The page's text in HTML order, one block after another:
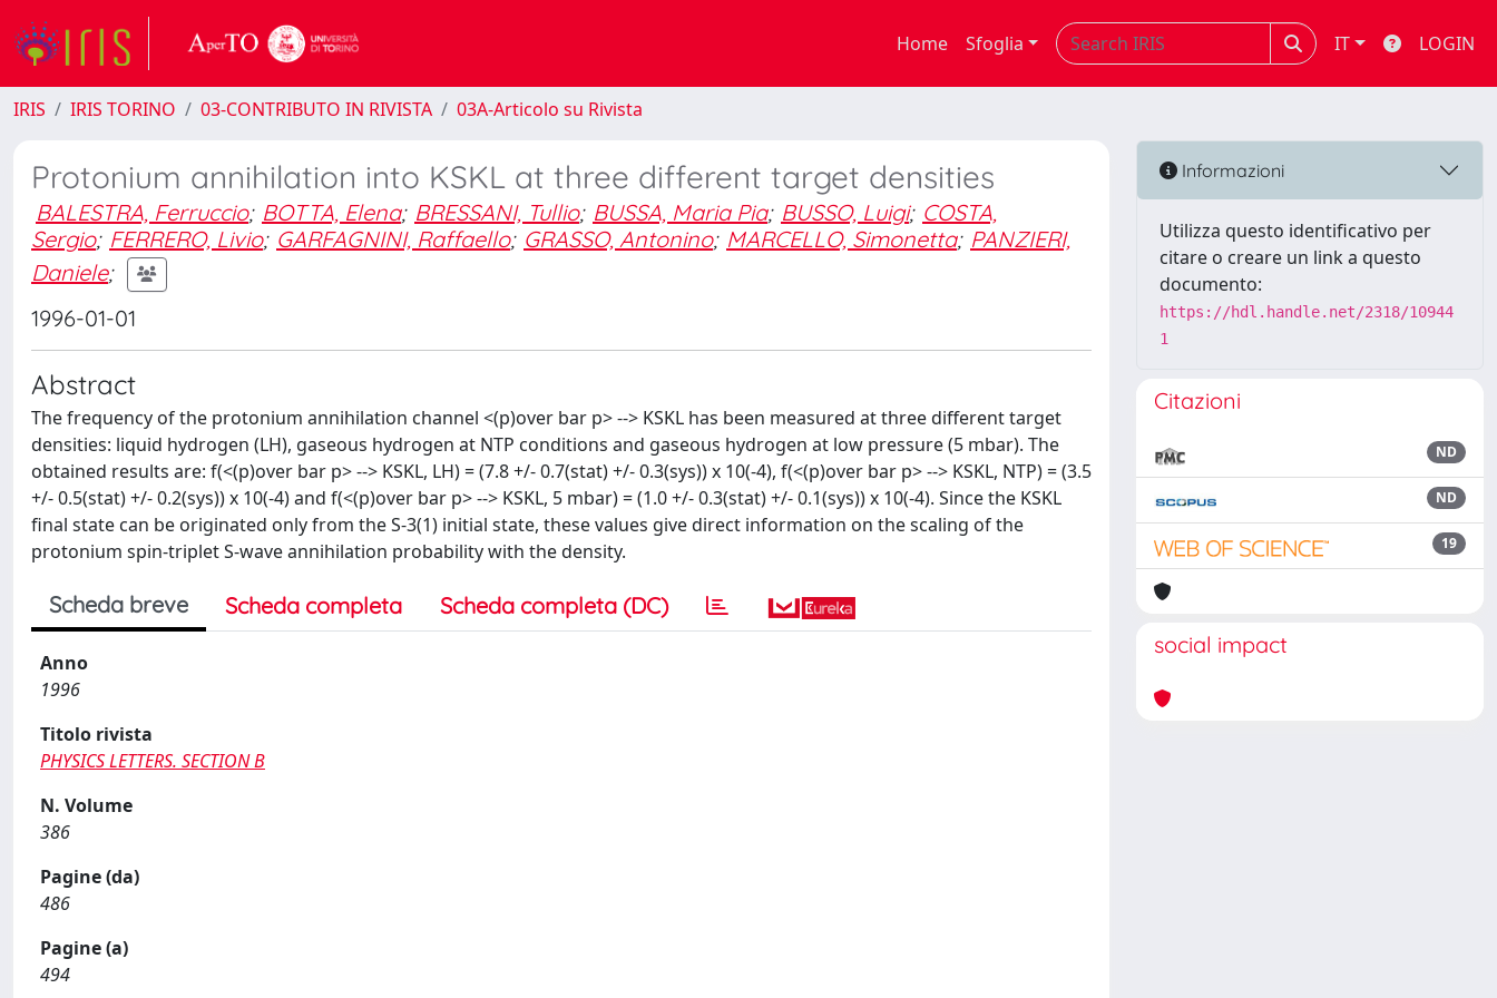
Home Sfoglia IT LOGIN
IRIS IRIS TORINO 03-CONTRIBUTO IN RIVISTA 03A-Articolo su Rivista
Protonium annihilation into KSKL at three different target densities
BALESTRA, Ferruccio; BOTTA, Elena; BRESSANI, Tullio; BUSSA, Maria Pia; BUSSO, Luigi; COSTA,
Sergio; FERRERO, Livio; GARFAGNINI, Raffaello; GRASSO, Antonino; MARCELLO, Simonetta; PANZIERI,
Daniele;
1996-01-01
Abstract
The frequency of the protonium annihilation channel <(p)over bar p> --> KSKL has been measured at three different target
densities: liquid hydrogen (LH), gaseous hydrogen at NTP conditions and gaseous hydrogen at low pressure (5 mbar). The
obtained results are: f(<(p)over bar p> --> KSKL, LH) = (7.8 +/- 0.7(stat) +/- 0.3(sys)) x 10(-4), f(<(p)over bar p> --> KSKL, NTP) = (3.5
+/- 0.5(stat) +/- 0.2(sys)) x 10(-4) and f(<(p)over bar p> --> KSKL, 5 mbar) = (1.0 +/- 0.3(stat) +/- 0.1(sys)) x 10(-4). Since the KSKL
final state can be originated only from the S-3(1) initial state, these values give direct information on the scaling of the
protonium spin-triplet S-wave annihilation probability with the density.
Scheda breve Scheda completa Scheda completa (DC)
Anno
1996
Titolo rivista
PHYSICS LETTERS. SECTION B
N. Volume
386
Pagine (da)
486
Pagine (a)
494
Informazioni
Utilizza questo identificativo per
citare o creare un link a questo
documento:
https://hdl.handle.net/2318/10944
1
Citazioni
ND
ND
19
social impact